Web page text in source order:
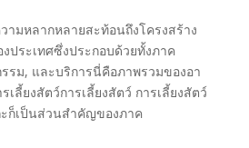
ามหลากหลายสะท้อนถึงโครงสร้าง
ประเทศซึ่งประกอบด้วยทั้งภาค
รม, และบริการนี่คือภาพรวมของอา
ลี้ยงสัตว์การเลี้ยงสัตว์ การเลี้ยงสัตว์
ก็เป็นส่วนสำคัญของภาค